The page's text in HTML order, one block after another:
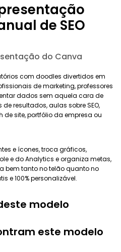
de SEO
do Canva
com doodles divertidos em
de marketing, professores
dados sem aquela cara de
resultados, aulas sobre SEO,
site, portfólio da empresa ou
e ícones, troca gráficos,
e do Analytics e organiza metas,
bem tanto no telão quanto no
e 100% personalizável.
modelo
este modelo